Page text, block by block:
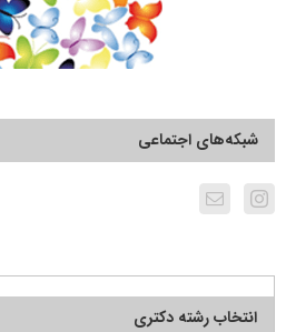
شبکه‌های اجتماعی
انتخاب رشته دکتری